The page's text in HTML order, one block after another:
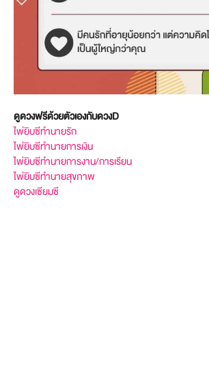
ดูดวงฟรีด้วยตัวเองกับดวงD
ไพ่ยิบซีทำนายรัก
ไพ่ยิบซีทำนายการเงิน
ไพ่ยิบซีทำนายการงาน/การเรียน
ไพ่ยิบซีทำนายสุขภาพ
ดูดวงเซียมซี